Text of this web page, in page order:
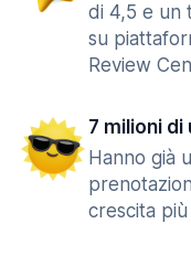
di 4,5 e un
su
Review
7 milioni di
Hanno già
crescita